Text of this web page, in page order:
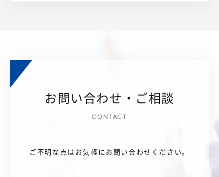
お問い合わせ・ご相談
CONTACT
ご不明な点はお気軽にお問い合わせください。